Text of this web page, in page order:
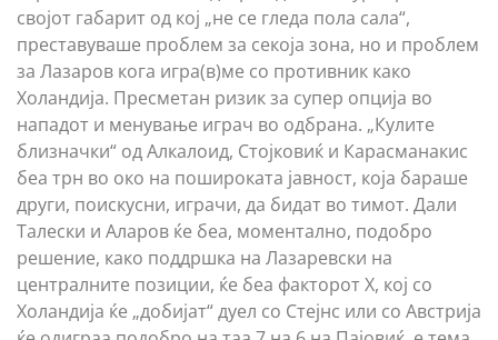
својот габарит од кој „не се гледа пола сала“,
преставуваше проблем за секоја зона, но и проблем
за Лазаров кога игра(в)ме со противник како
Холандија. Пресметан ризик за супер опција во
нападот и менување играч во одбрана. „Кулите
близначки“ од Алкалоид, Стојковиќ и Карасманакис
беа трн во око на пошироката јавност, која бараше
други, поискусни, играчи, да бидат во тимот. Дали
Талески и Аларов ќе беа, моментално, подобро
решение, како поддршка на Лазаревски на
централните позиции, ќе беа факторот Х, кој со
Холандија ќе „добијат“ дуел со Стејнс или со Австрија